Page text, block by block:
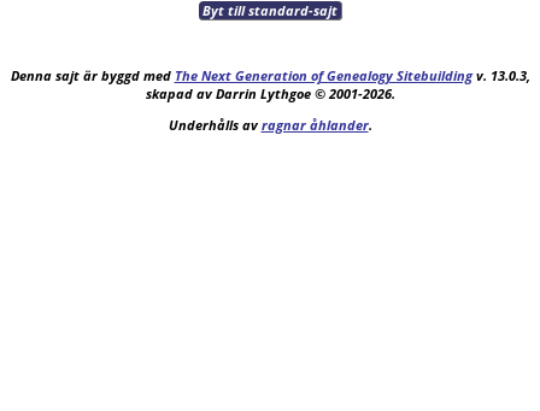
Byt till standard-sajt
Denna sajt är byggd med The Next Generation of Genealogy Sitebuildingv. 13.0.3,
skapad av Darrin Lythgoe © 2001-2026.
Underhålls av ragnar åhlander.